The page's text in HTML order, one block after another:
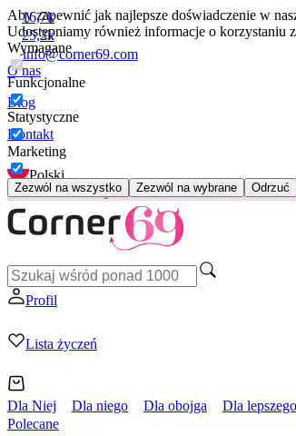
Aby zapewnić jak najlepsze doświadczenie w
Udostępniamy również informacje o korzystaniu
Wymagane
Funkcjonalne
Statystyczne
Marketing
Zezwól na wszystko Zezwól na wybrane Odrzuć
16,7k
25,2k
info@corner69.com
O nas
Blog
Kontakt
Polski
😽Svakom Klitty: 65 zł TANIEJKod: KLITTY
Profil
Lista życzeń
Dla Niej Dla niego Dla obojga Dla
Polecane